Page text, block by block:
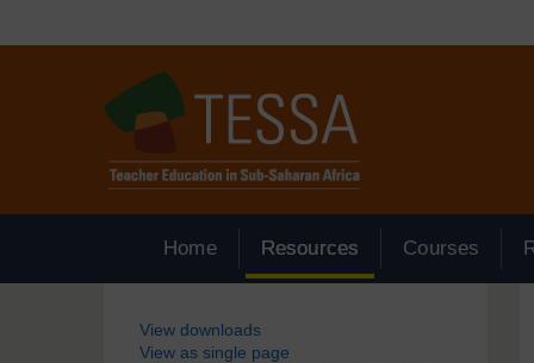
Home Resources Courses
Blocs
View downloads
View as single page